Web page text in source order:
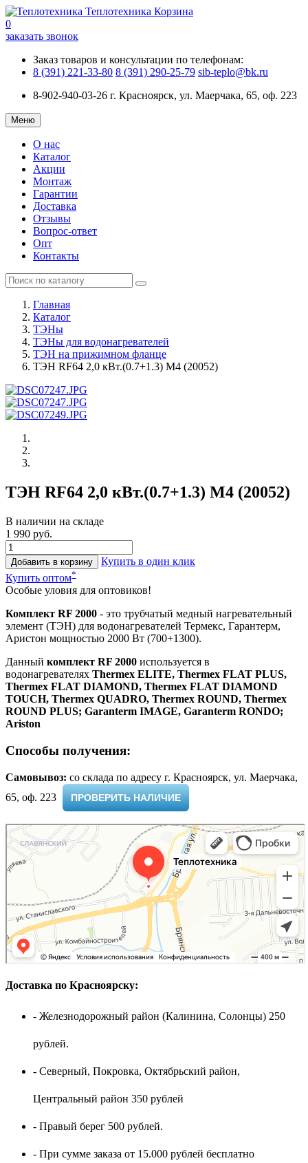
Теплотехника Корзина
0
заказать звонок
Заказ товаров и консультации по телефонам:
8 (391) 221-33-80 8 (391) 290-25-79 sib-teplo@bk.ru
8-902-940-03-26 г. Красноярск, ул. Маерчака, 65, оф. 223
Меню
О нас
Каталог
Акции
Монтаж
Гарантии
Доставка
Отзывы
Вопрос-ответ
Опт
Контакты
Главная
Каталог
ТЭНы
ТЭНы для водонагревателей
ТЭН на прижимном фланце
ТЭН RF64 2,0 кВт.(0.7+1.3) M4 (20052)
ТЭН RF64 2,0 кВт.(0.7+1.3) M4 (20052)
В наличии на складе
1 990 руб.
Добавить в корзину
Купить в один клик
Купить оптом*
Особые уловия для оптовиков!
Комплект RF 2000 - это трубчатый медный нагревательный
элемент (ТЭН) для водонагревателей Термекс, Гарантерм,
Аристон мощностью 2000 Вт (700+1300).
Данный комплект RF 2000 используется в
водонагревателях Thermex ELITE, Thermex FLAT PLUS,
Thermex FLAT DIAMOND, Thermex FLAT DIAMOND
TOUCH, Thermex QUADRO, Thermex ROUND, Thermex
ROUND PLUS; Garanterm IMAGE, Garanterm RONDO;
Ariston
Способы получения:
Самовывоз: cо склада по адресу г. Красноярск, ул. Маерчака,
65, оф. 223 ​
ПРОВЕРИТЬ НАЛИЧИЕ
Доставка по Красноярску:
- Железнодорожный район (Калинина, Солонцы) 250
рублей.
- Северный, Покровка, Октябрьский район,
Центральный район 350 рублей
- Правый берег 500 рублей.
- При сумме заказа от 15.000 рублей бесплатно